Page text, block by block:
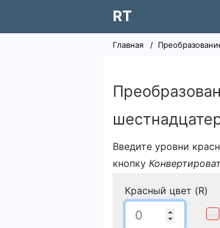
RT
Главная /
Введите уровни
кнопку
Красный цвет (R)